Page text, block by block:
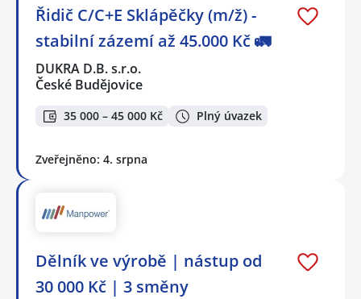
Řidič C/C+E Sklápěčky (m/ž) -
stabilní zázemí až 45.000 Kč 🚛
DUKRA D.B. s.r.o.
České Budějovice
35 000 – 45 000 Kč Plný úvazek
Zveřejněno: 4. srpna
Dělník ve výrobě | nástup od
30 000 Kč | 3 směny